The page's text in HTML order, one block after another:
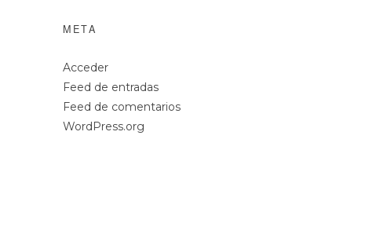
META
Acceder
Feed de entradas
Feed de comentarios
WordPress.org